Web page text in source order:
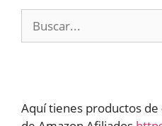
Aquí tienes productos de